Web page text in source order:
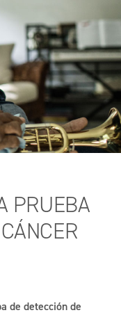
PRUEBA
de detección de